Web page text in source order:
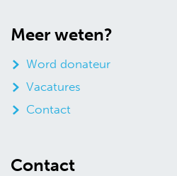
Meer weten?
Word donateur
Vacatures
Contact
Contact